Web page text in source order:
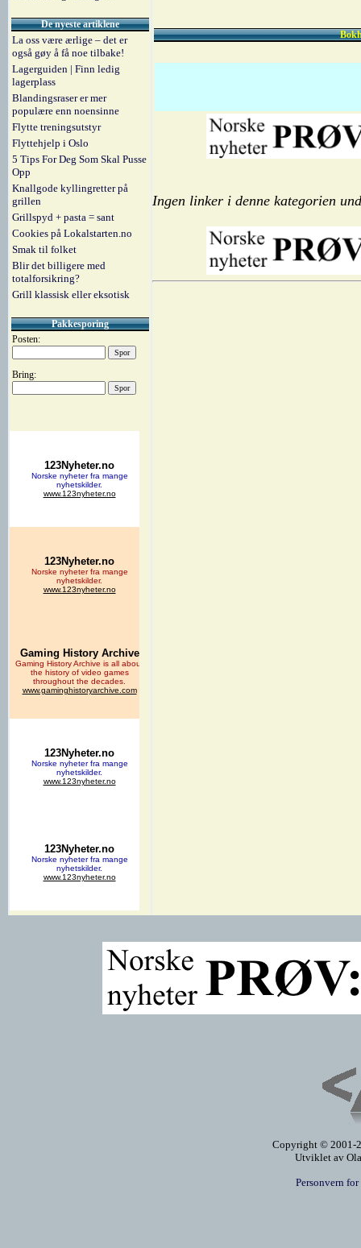
De nyeste artiklene
La oss være ærlige – det er
også gøy å få noe tilbake!
Lagerguiden | Finn ledig
lagerplass
Blandingsraser er mer
populære enn noensinne
Flytte treningsutstyr
Flyttehjelp i Oslo
5 Tips For Deg Som Skal Pusse
Opp
Knallgode kyllingretter på
grillen
Grillspyd + pasta = sant
Cookies på Lokalstarten.no
Smak til folket
Blir det billigere med
totalforsikring?
Grill klassisk eller eksotisk
Pakkesporing
Posten:
Bring:
Ingen linker i denne kategorien
Copyright © 2001-
Utviklet av
Personvern